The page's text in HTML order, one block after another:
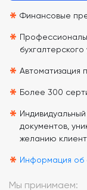
* Финансовые
*
* Автоматизация
* Более 300
* документов,
желанию
* Информация об
Мы принимаем: